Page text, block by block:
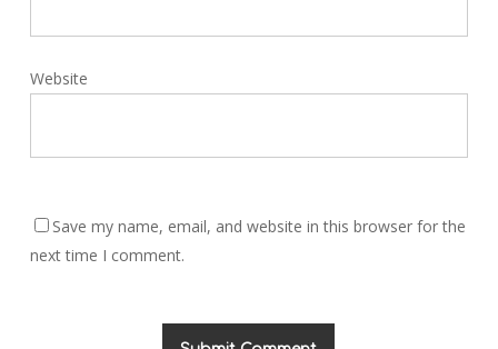
Website
Save my name, email, and website in this browser for the
next time I comment.